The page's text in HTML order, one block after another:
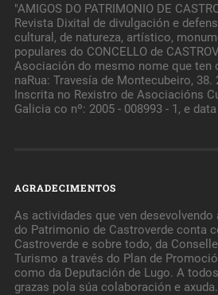
"AMIGOS DO PATRIMONIO DE
Revista Dixital de divulgación e
cultural, de natureza, artístico,
populares do CONCELLO de
Asociación do mesmo nome que ten
naRua: Travesía de Montecubeiro, 38.
Inscrita no Rexistro de Asociacións
Galicia co nº: 2005 - 008993 - 1, e
AGRADECIMENTOS
As actividades que ven
do Patrimonio de Castroverde conta
Castroverde e sobre todo, da
Turismo a través do Plan de
como da Deputación de Lugo. A
grazas pola súa colaboración e axuda.